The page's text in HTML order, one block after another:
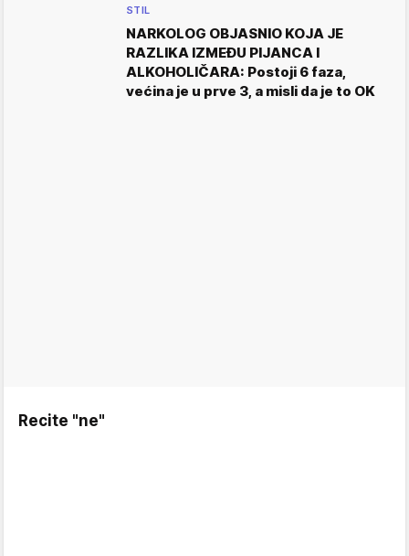
STIL
NARKOLOG OBJASNIO KOJA JE
RAZLIKA IZMEĐU PIJANCA I
ALKOHOLIČARA: Postoji 6 faza,
većina je u prve 3, a misli da je to OK
Recite "ne"